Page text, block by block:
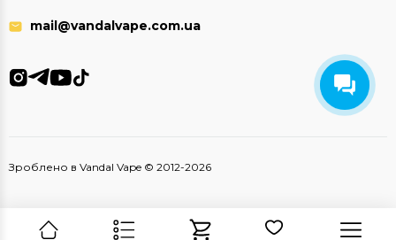
mail@vandalvape.com.ua
Зроблено в Vandal Vape © 2012-2026